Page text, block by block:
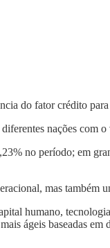
do fator crédito
nações com
no período; em
mas também
humano,
ágeis baseadas em